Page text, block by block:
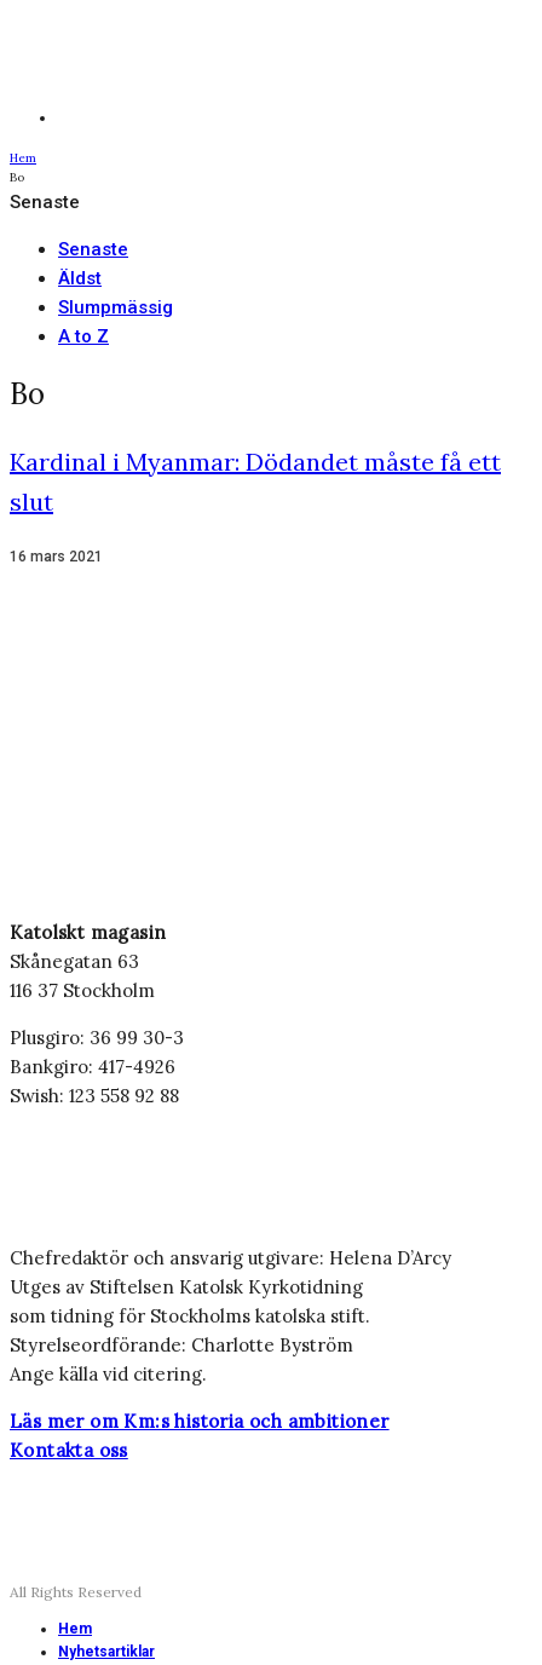
Hem
Bo
Senaste
Senaste
Äldst
Slumpmässig
A to Z
Bo
Kardinal i Myanmar: Dödandet måste få ett
slut
16 mars 2021
Katolskt magasin
Skånegatan 63
116 37 Stockholm
Plusgiro: 36 99 30-3
Bankgiro: 417-4926
Swish: 123 558 92 88
Chefredaktör och ansvarig utgivare: Helena D’Arcy
Utges av Stiftelsen Katolsk Kyrkotidning
som tidning för Stockholms katolska stift.
Styrelseordförande: Charlotte Byström
Ange källa vid citering.
Läs mer om Km:s historia och ambitioner
Kontakta oss
All Rights Reserved
Hem
Nyhetsartiklar